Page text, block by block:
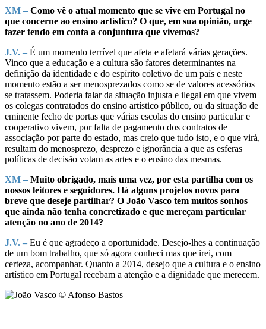
XM – Como vê o atual momento que se vive em Portugal no
que concerne ao ensino artístico? O que, em sua opinião, urge
fazer tendo em conta a conjuntura que vivemos?
J.V. – É um momento terrível que afeta e afetará várias gerações.
Vinco que a educação e a cultura são fatores determinantes na
definição da identidade e do espírito coletivo de um país e neste
momento estão a ser menosprezados como se de valores acessórios
se tratassem. Poderia falar da situação injusta e ilegal em que vivem
os colegas contratados do ensino artístico público, ou da situação de
eminente fecho de portas que várias escolas do ensino particular e
cooperativo vivem, por falta de pagamento dos contratos de
associação por parte do estado, mas creio que tudo isto, e o que virá,
resultam do menosprezo, desprezo e ignorância a que as esferas
políticas de decisão votam as artes e o ensino das mesmas.
XM – Muito obrigado, mais uma vez, por esta partilha com os
nossos leitores e seguidores. Há alguns projetos novos para
breve que deseje partilhar? O João Vasco tem muitos sonhos
que ainda não tenha concretizado e que mereçam particular
atenção no ano de 2014?
J.V. – Eu é que agradeço a oportunidade. Desejo-lhes a continuação
de um bom trabalho, que só agora conheci mas que irei, com
certeza, acompanhar. Quanto a 2014, desejo que a cultura e o ensino
artístico em Portugal recebam a atenção e a dignidade que merecem.